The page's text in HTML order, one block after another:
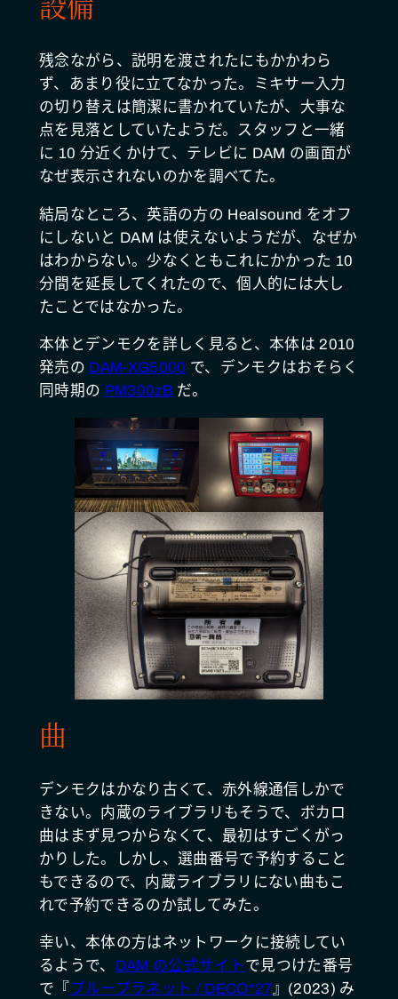
設備
残念ながら、説明を渡されたにもかかわら
ず、あまり役に立てなかった。ミキサー入力
の切り替えは簡潔に書かれていたが、大事な
点を見落としていたようだ。スタッフと一緒
に 10 分近くかけて、テレビに DAM の画面が
なぜ表示されないのかを調べてた。
結局なところ、英語の方の Healsound をオフ
にしないと DAM は使えないようだが、なぜか
はわからない。少なくともこれにかかった 10
分間を延長してくれたので、個人的には大し
たことではなかった。
本体とデンモクを詳しく見ると、本体は 2010
発売の DAM-XG5000 で、デンモクはおそらく
同時期の PM300zB だ。
曲
デンモクはかなり古くて、赤外線通信しかで
きない。内蔵のライブラリもそうで、ボカロ
曲はまず見つからなくて、最初はすごくがっ
かりした。しかし、選曲番号で予約すること
もできるので、内蔵ライブラリにない曲もこ
れで予約できるのか試してみた。
幸い、本体の方はネットワークに接続してい
るようで、 DAM の公式サイト で見つけた番号
で『 ブループラネット / DECO*27』(2023) み